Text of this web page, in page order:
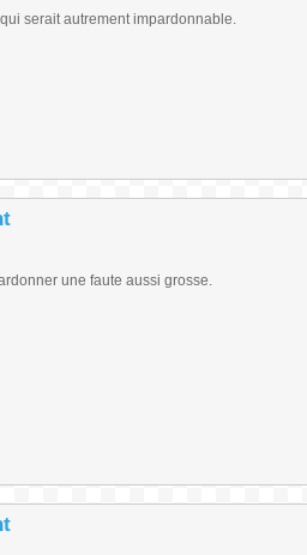
serait autrement impardonnable.
une faute aussi grosse.